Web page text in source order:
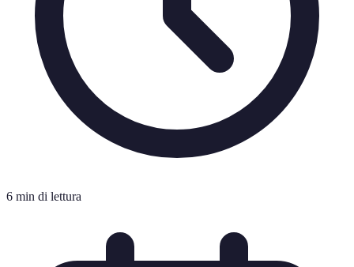
6 min di lettura